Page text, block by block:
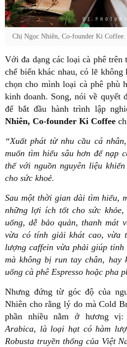
Chị Ngọc Nhiên, Co-founder Ki Coffee.
Với đa dạng các loại cà phê
chế biến khác nhau, có lẽ
chọn cho mình loại cà phê phù
kinh doanh. Song, nói về quyết
để bắt đầu hành trình lập
Nhiên, Co-founder Ki Coffee
“Xuất phát từ nhu cầu cá
muốn tìm hiểu sâu hơn để nạp
thể với nguồn nguyên liệu
cho sức khoẻ.
Sau một thời gian dài tìm hiểu,
những lợi ích tốt cho sức khỏe,
uống, dễ bảo quản, thanh mát
vừa có tính giải khát cao, vừa
lượng caffein vừa phải giúp
mà không bị run tay chân, hay
uống cà phê Espresso hoặc pha
Nhưng đứng từ góc độ của
Nhiên cho rằng lý do mà Cold
phần nhiều nằm ở hương vị:
Arabica, là loại hạt có hàm
Robusta truyền thống của Việt